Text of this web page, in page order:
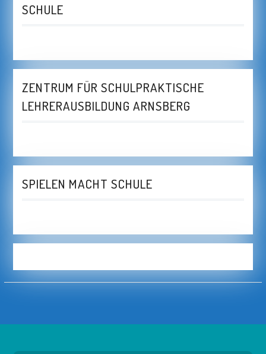
SCHULE
ZENTRUM FÜR SCHULPRAKTISCHE
LEHRERAUSBILDUNG ARNSBERG
SPIELEN MACHT SCHULE